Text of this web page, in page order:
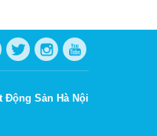
Động Sản Hà Nội